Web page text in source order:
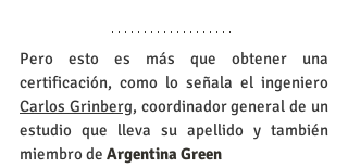
Pero esto es más que obtener una
Carlos Grinberg, coordinador general de un
estudio que lleva su apellido y también
miembro de Argentina Green